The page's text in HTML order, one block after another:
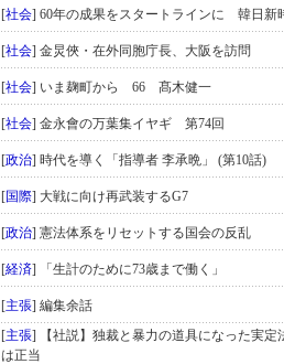
[社会] 60年の成果をスタートラインに 韓日新
[社会] 金炅俠・在外同胞庁長、大阪を訪問
[社会] いま麹町から 66 髙木健一
[社会] 金永會の万葉集イヤギ 第74回
[政治] 時代を導く「指導者 李承晩」 (第10話)
[国際] 大戦に向け再武装するG7
[政治] 憲法体系をリセットする国会の反乱
[経済] 「生計のために73歳まで働く」
[主張] 編集余話
[主張] 【社説】独裁と暴力の道具になった実定
は正当